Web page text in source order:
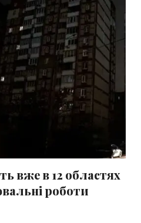
вже в 12 областях
роботи